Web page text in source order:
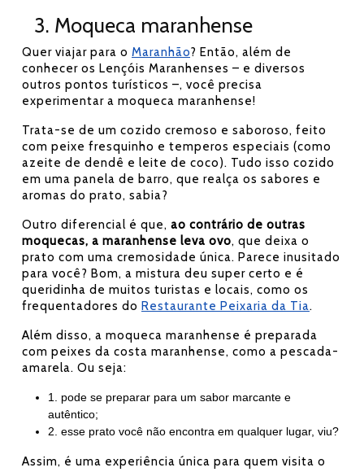
3. Moqueca maranhense
Quer viajar para o Maranhão? Então, além de
conhecer os Lençóis Maranhenses – e diversos
outros pontos turísticos –, você precisa
experimentar a moqueca maranhense!
Trata-se de um cozido cremoso e saboroso, feito
com peixe fresquinho e temperos especiais (como
azeite de dendê e leite de coco). Tudo isso cozido
em uma panela de barro, que realça os sabores e
aromas do prato, sabia?
Outro diferencial é que, ao contrário de outras
moquecas, a maranhense leva ovo, que deixa o
prato com uma cremosidade única. Parece inusitado
para você? Bom, a mistura deu super certo e é
queridinha de muitos turistas e locais, como os
frequentadores do Restaurante Peixaria da Tia.
Além disso, a moqueca maranhense é preparada
com peixes da costa maranhense, como a pescada-
amarela. Ou seja:
1. pode se preparar para um sabor marcante e
autêntico;
2. esse prato você não encontra em qualquer lugar, viu?
Assim, é uma experiência única para quem visita o